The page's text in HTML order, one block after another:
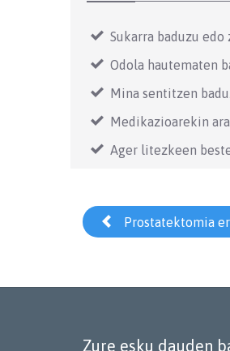
Sukarra baduzu
Odola hautematen
Mina sentitzen
Medikazioarekin
Ager litezkeen
 Prostatektomia
Zure esku dauden